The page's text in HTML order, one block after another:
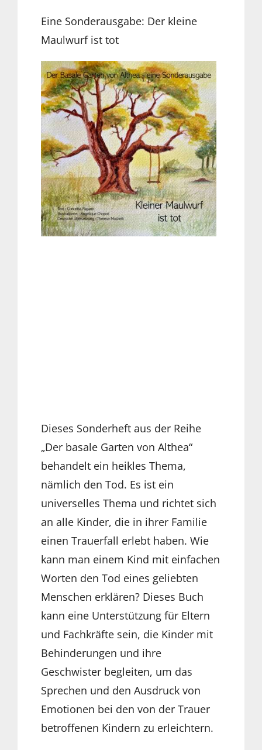
Eine Sonderausgabe: Der kleine
Maulwurf ist tot
Dieses Sonderheft aus der Reihe
„Der basale Garten von Althea“
behandelt ein heikles Thema,
nämlich den Tod. Es ist ein
universelles Thema und richtet sich
an alle Kinder, die in ihrer Familie
einen Trauerfall erlebt haben. Wie
kann man einem Kind mit einfachen
Worten den Tod eines geliebten
Menschen erklären? Dieses Buch
kann eine Unterstützung für Eltern
und Fachkräfte sein, die Kinder mit
Behinderungen und ihre
Geschwister begleiten, um das
Sprechen und den Ausdruck von
Emotionen bei den von der Trauer
betroffenen Kindern zu erleichtern.